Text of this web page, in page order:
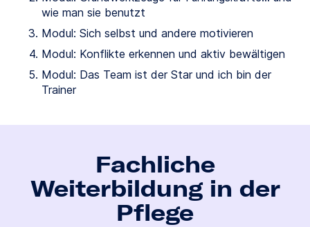
wie man sie benutzt
Modul: Sich selbst und andere motivieren
Modul: Konflikte erkennen und aktiv bewältigen
Modul: Das Team ist der Star und ich bin der
Trainer
Fachliche
Weiterbildung in der
Pflege